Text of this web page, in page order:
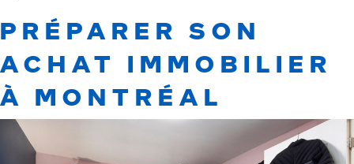
PRÉPARER SON
ACHAT IMMOBILIER
À MONTRÉAL